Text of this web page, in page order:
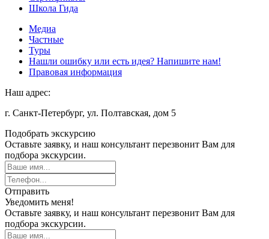
Школа Гида
Медиа
Частные
Туры
Нашли ошибку или есть идея? Напишите нам!
Правовая информация
Наш адрес:
г. Санкт-Петербург, ул. Полтавская, дом 5
Подобрать экскурсию
Оставьте заявку, и наш консультант перезвонит Вам для
подбора экскурсии.
Отправить
Уведомить меня!
Оставьте заявку, и наш консультант перезвонит Вам для
подбора экскурсии.